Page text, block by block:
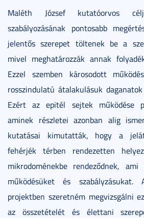
Maléth József kutatóorvos
szabályozásának pontosabb
jelentős szerepet töltenek be a
mivel meghatározzák annak
Ezzel szemben károsodott
rosszindulatú átalakulásuk
Ezért az epitél sejtek működése
aminek részletei azonban alig
kutatásai kimutatták, hogy a
fehérjék térben rendezetten
mikrodoménekbe rendeződnek,
működésüket és
projektben szeretném megvizsgálni
az összetételét és élettani